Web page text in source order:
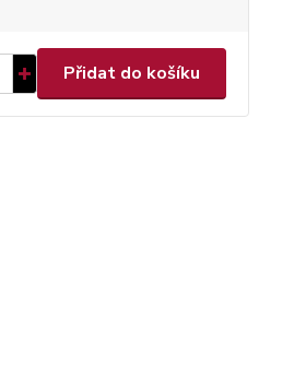
Přidat do košíku